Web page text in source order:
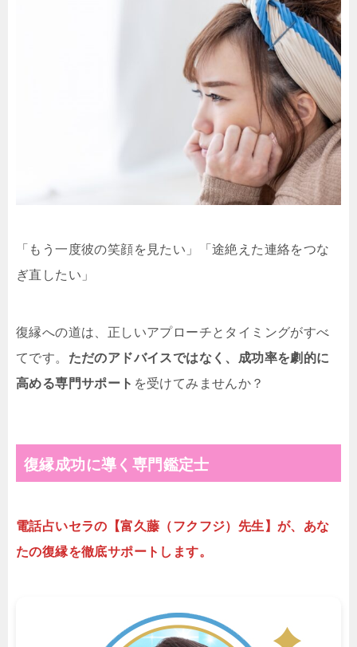
「もう一度彼の笑顔を見たい」「途絶えた連絡をつな
ぎ直したい」
復縁への道は、正しいアプローチとタイミングがすべ
てです。 ただのアドバイスではなく、成功率を劇的に
高める専門サポート を受けてみませんか？
復縁成功に導く専門鑑定士
電話占いセラの【富久藤（フクフジ）先生】が、あな
たの復縁を徹底サポートします。